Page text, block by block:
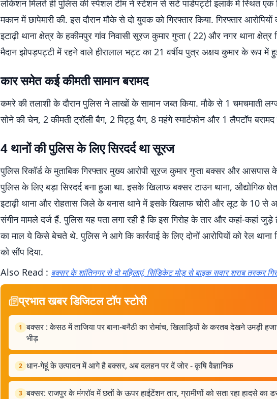
लोकेशन मिलते ही पुलिस की स्पेशल टीम ने स्टेशन से सटे पांडेपट्टी इलाके में स्थित एक
मकान में छापेमारी की. इस दौरान मौके से दो युवक को गिरफ्तार किया. गिरफ्तार आरोपियों
इटाढ़ी थाना क्षेत्र के हकीमपुर गांव निवासी सूरज कुमार गुप्ता ( 22) और नगर थाना क्षेत्र
मैदान झोपड़पट्टी में रहने वाले हीरालाल भट्ट का 21 वर्षीय पुत्र अक्षय कुमार के रूप में
कार समेत कई कीमती सामान बरामद
कमरे की तलाशी के दौरान पुलिस ने लाखों के सामान जब्त किया. मौके से 1 चमचमाती
सोने की चेन, 2 कीमती ट्रॉली बैग, 2 पिट्ठू बैग, 8 महंगे स्मार्टफोन और 1 लैपटॉप बरामद
4 थानों की पुलिस के लिए सिरदर्द था सूरज
पुलिस रिकॉर्ड के मुताबिक गिरफ्तार मुख्य आरोपी सूरज कुमार गुप्ता बक्सर और आसपास
पुलिस के लिए बड़ा सिरदर्द बना हुआ था. इसके खिलाफ बक्सर टाउन थाना, औद्योगिक
इटाढ़ी थाना और रोहतास जिले के बनास थाने में इसके खिलाफ चोरी और लूट के 10 से
संगीन मामले दर्ज हैं. पुलिस यह पता लगा रही है कि इस गिरोह के तार और कहां-कहां जुड़े
का माल ये किसे बेचते थे. पुलिस ने आगे कि कार्रवाई के लिए दोनों आरोपियों को रेल थाना
को सौंप दिया.
Also Read : बक्सर के शांतिनगर से दो महिलाएं, सिंडिकेट मोड़ से बाइक सवार शराब तस्कर
प्रभात खबर डिजिटल टॉप स्टोरी
1 बक्सर : केसठ में ताजिया पर बाना-बनैठी का रोमांच, खिलाड़ियों के करतब देखने उमड़ी
भीड़
2 धान-गेहूं के उत्पादन में आगे है बक्सर, अब दलहन पर दें जोर - कृषि वैज्ञानिक
3 बक्सर: राजपुर के मंगरॉव में छतों के ऊपर हाईटेंशन तार, ग्रामीणों को सता रहा हादसे का